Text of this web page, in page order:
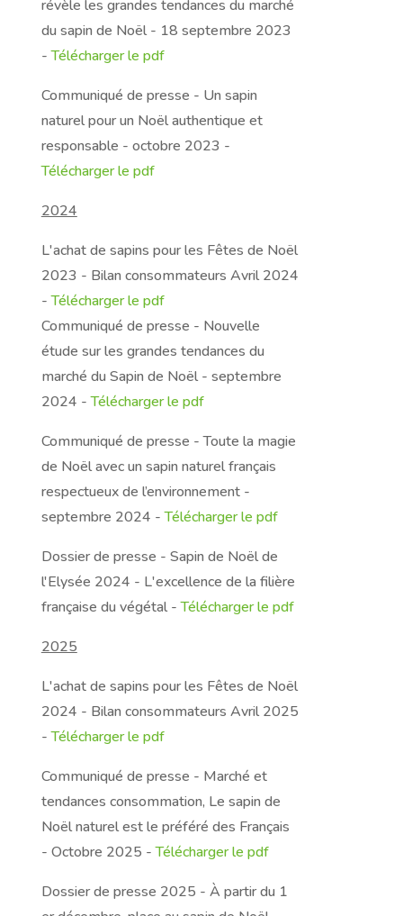
révèle les grandes tendances du marché
du sapin de Noël - 18 septembre 2023
-Télécharger le pdf
Communiqué de presse - Un sapin
naturel pour un Noël authentique et
responsable - octobre 2023 -
Télécharger le pdf
2024
L'achat de sapins pour les Fêtes de Noël
2023 - Bilan consommateurs Avril 2024
-Télécharger le pdf
Communiqué de presse - Nouvelle
étude sur les grandes tendances du
marché du Sapin de Noël - septembre
2024 -Télécharger le pdf
Communiqué de presse - Toute la magie
de Noël avec un sapin naturel français
respectueux de l’environnement -
septembre 2024 -Télécharger le pdf
Dossier de presse - Sapin de Noël de
l'Elysée 2024 - L'excellence de la filière
française du végétal -Télécharger le pdf
2025
L'achat de sapins pour les Fêtes de Noël
2024 - Bilan consommateurs Avril 2025
-Télécharger le pdf
Communiqué de presse - Marché et
tendances consommation, Le sapin de
Noël naturel est le préféré des Français
- Octobre 2025 -Télécharger le pdf
Dossier de presse 2025 - À partir du 1